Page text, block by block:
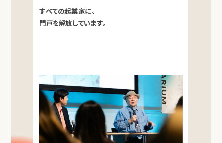
すべての起業家に、
門戸を解放しています。